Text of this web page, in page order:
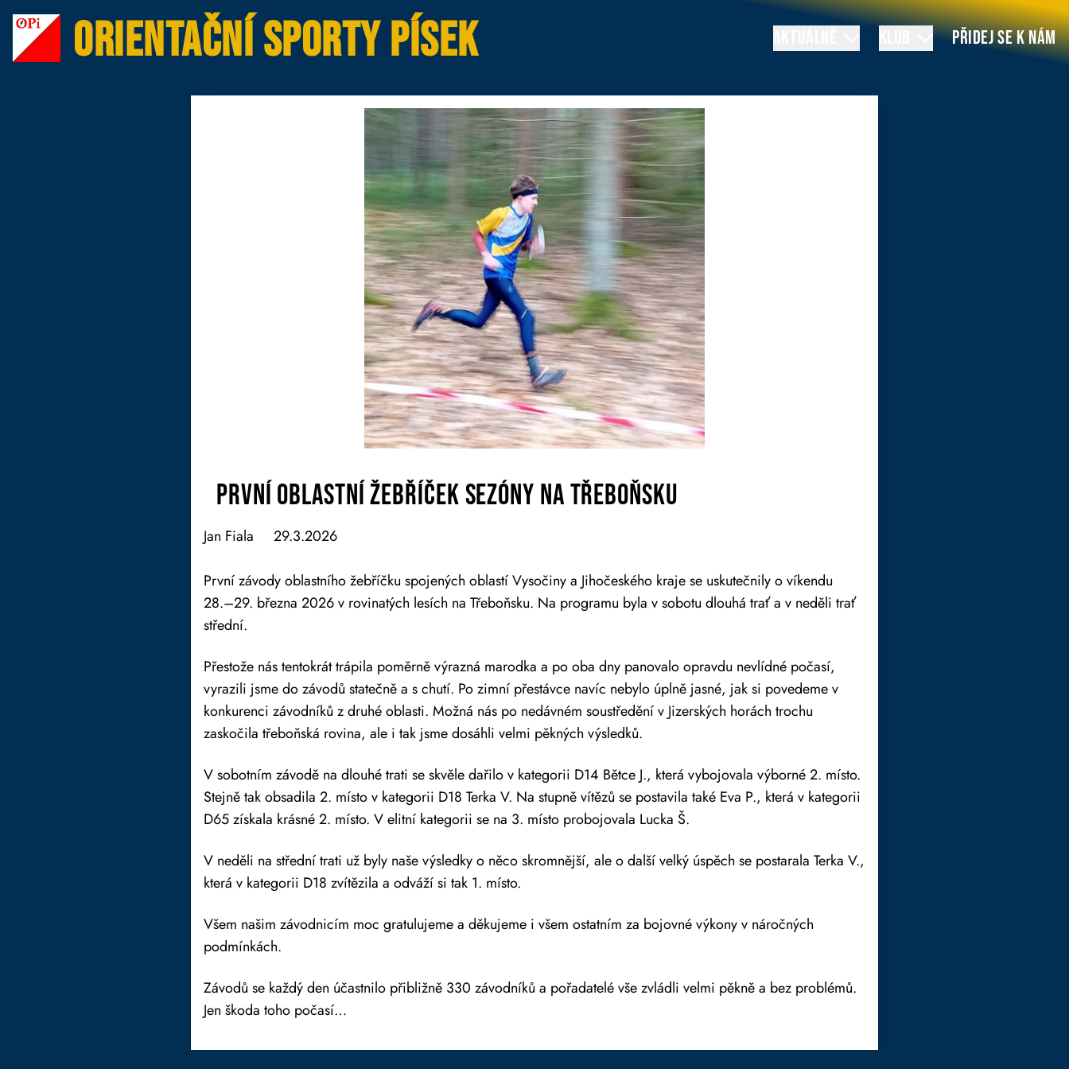
Orientační sporty Písek PŘIDEJ SE K NÁM
První oblastní žebříček sezóny na Třeboňsku
Jan Fiala 29.3.2026
První závody oblastního žebříčku spojených oblastí Vysočiny a Jihočeského kraje se uskutečnily o víkendu
28.–29. března 2026 v rovinatých lesích na Třeboňsku. Na programu byla v sobotu dlouhá trať a v neděli trať
střední.
Přestože nás tentokrát trápila poměrně výrazná marodka a po oba dny panovalo opravdu nevlídné počasí,
vyrazili jsme do závodů statečně a s chutí. Po zimní přestávce navíc nebylo úplně jasné, jak si povedeme v
konkurenci závodníků z druhé oblasti. Možná nás po nedávném soustředění v Jizerských horách trochu
zaskočila třeboňská rovina, ale i tak jsme dosáhli velmi pěkných výsledků.
V sobotním závodě na dlouhé trati se skvěle dařilo v kategorii D14 Bětce J., která vybojovala výborné 2. místo.
Stejně tak obsadila 2. místo v kategorii D18 Terka V. Na stupně vítězů se postavila také Eva P., která v kategorii
D65 získala krásné 2. místo. V elitní kategorii se na 3. místo probojovala Lucka Š.
V neděli na střední trati už byly naše výsledky o něco skromnější, ale o další velký úspěch se postarala Terka V.,
která v kategorii D18 zvítězila a odváží si tak 1. místo.
Všem našim závodnicím moc gratulujeme a děkujeme i všem ostatním za bojovné výkony v náročných
podmínkách.
Závodů se každý den účastnilo přibližně 330 závodníků a pořadatelé vše zvládli velmi pěkně a bez problémů.
Jen škoda toho počasí…